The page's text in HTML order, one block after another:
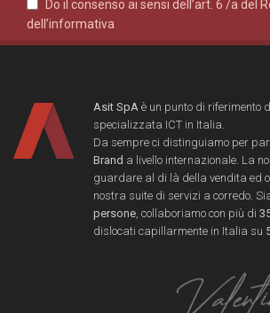
Do il consenso ai sensi dell’art. 6 /a del
dell’informativa
Asit SpA è un punto di riferimento
specializzata ICT in Italia.
Da sempre ci distinguiamo per
Brand a livello internazionale. La
guardare al di là della vendita ed
nostra suite di servizi a corredo.
persone , collaboriamo con più di
dislocati capillarmente in Italia su